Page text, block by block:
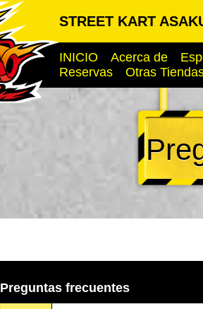
STREET KART
INICIO Acerca de
Reservas
Otras
Preguntas frecuentes